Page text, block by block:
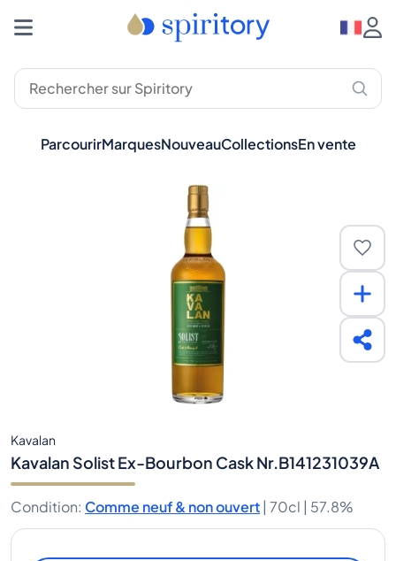
ParcourirMarquesNouveauCollectionsEn vente
Kavalan
Kavalan Solist Ex-Bourbon Cask Nr.B141231039A
Condition: Comme neuf & non ouvert | 70cl | 57.8%